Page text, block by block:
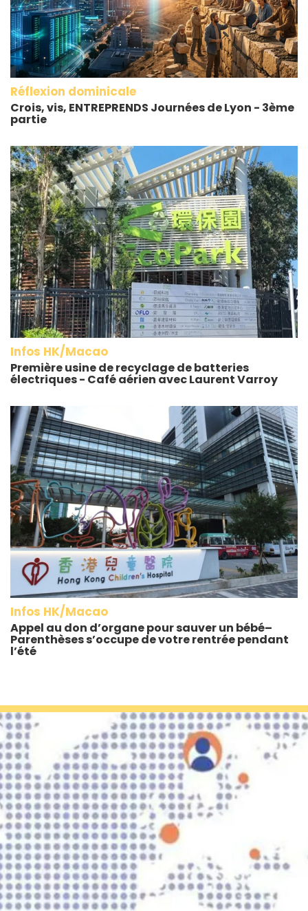
Réflexion dominicale
Crois, vis, ENTREPRENDS Journées de Lyon - 3ème
partie
Infos HK/Macao
Première usine de recyclage de batteries
électriques - Café aérien avec Laurent Varroy
Infos HK/Macao
Appel au don d’organe pour sauver un bébé–
Parenthèses s’occupe de votre rentrée pendant
l’été